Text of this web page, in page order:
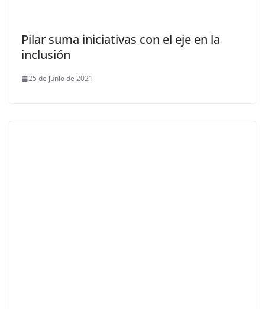
Pilar suma iniciativas con el eje en la
inclusión
25 de junio de 2021